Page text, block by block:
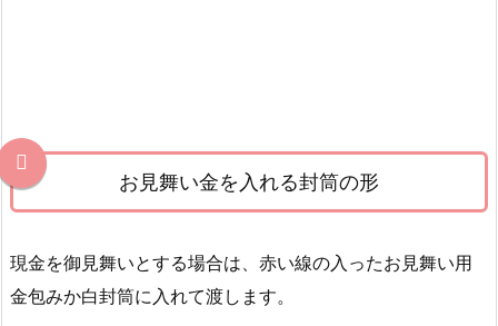
お見舞い金を入れる封筒の形
現金を御見舞いとする場合は、赤い線の入ったお見舞い用
金包みか白封筒に入れて渡します。